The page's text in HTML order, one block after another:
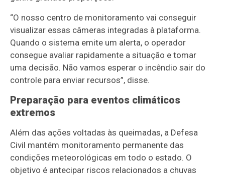
“O nosso centro de monitoramento vai conseguir
visualizar essas câmeras integradas à plataforma.
Quando o sistema emite um alerta, o operador
consegue avaliar rapidamente a situação e tomar
uma decisão. Não vamos esperar o incêndio sair do
controle para enviar recursos”, disse.
Preparação para eventos climáticos
extremos
Além das ações voltadas às queimadas, a Defesa
Civil mantém monitoramento permanente das
condições meteorológicas em todo o estado. O
objetivo é antecipar riscos relacionados a chuvas